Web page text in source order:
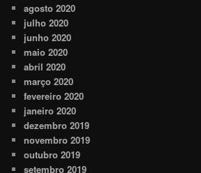
agosto 2020
julho 2020
junho 2020
maio 2020
abril 2020
março 2020
fevereiro 2020
janeiro 2020
dezembro 2019
novembro 2019
outubro 2019
setembro 2019